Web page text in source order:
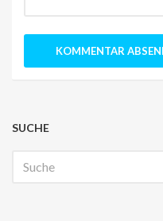
SUCHE
nach: